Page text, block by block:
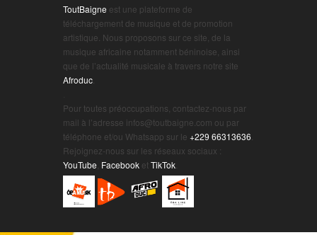
ToutBaigne est une plateforme de
téléchargement de musique et de promotion
artistique. Nous proposons sur ce site, de la
musique africaine notamment béninoise, ainsi
que de l’actualité musicale à travers notre site
Afroduc
Pour toutes préoccupations, contactez-nous par
mail à l’adresse infos@toutbaigne.com ou par
téléphone et/ou Whatsapp sur le +229 66313636
Rejoignez-nous sur les réseaux sociaux :
YouTube Facebook etTikTok